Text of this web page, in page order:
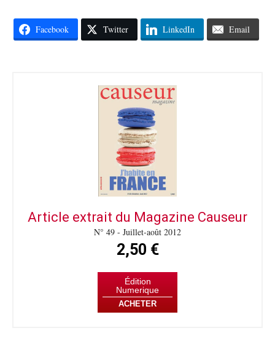
Facebook Twitter LinkedIn Email
Article extrait du Magazine Causeur
N° 49 - Juillet-août 2012
2,50 €
Édition
Numerique
ACHETER